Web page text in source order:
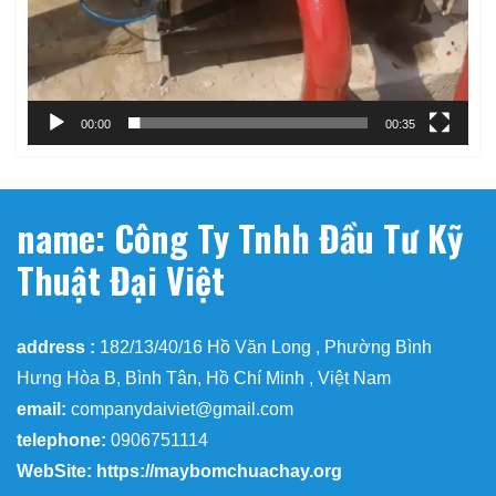
00:00 00:35
name: Công Ty Tnhh Đầu Tư Kỹ
Thuật Đại Việt
address : 182/13/40/16 Hồ Văn Long , Phường Bình
Hưng Hòa B, Bình Tân, Hồ Chí Minh , Việt Nam
email: companydaiviet@gmail.com
telephone: 0906751114
WebSite: https://maybomchuachay.org